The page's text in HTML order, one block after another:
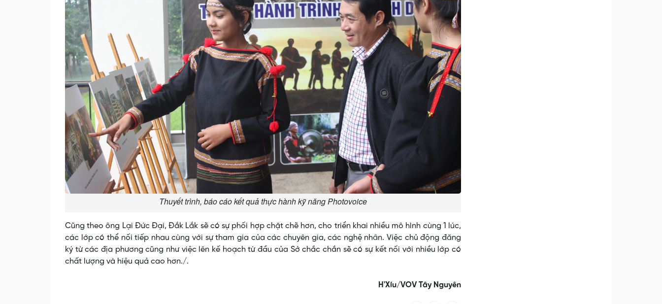
Thuyết trình, báo cáo kết quả thực hành kỹ năng Photovoice
Cũng theo ông Lại Đức Đại, Đắk Lắk sẽ có sự phối hợp chặt chẽ hơn, cho triển khai nhiều mô hình cùng 1 lúc,
các lớp có thể nối tiếp nhau cùng với sự tham gia của các chuyên gia, các nghệ nhân. Việc chủ động đăng
ký từ các địa phương cũng như việc lên kế hoạch từ đầu của Sở chắc chắn sẽ có sự kết nối với nhiều lớp có
chất lượng và hiệu quả cao hơn./.
H'Xíu/VOV Tây Nguyên